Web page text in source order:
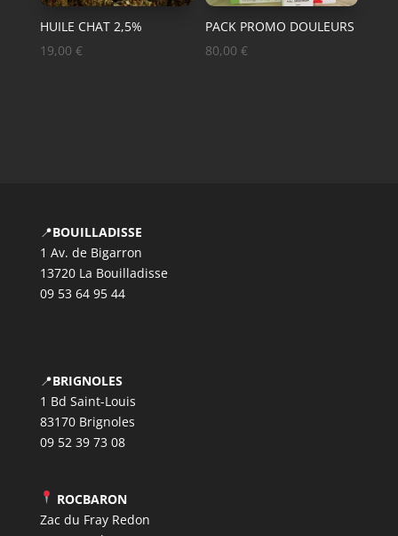
HUILE CHAT 2,5%
19,00 €
PACK PROMO DOULEURS
80,00€
📍BOUILLADISSE
1 Av. de Bigarron
13720 La Bouilladisse
09 53 64 95 44
📍BRIGNOLES
1 Bd Saint-Louis
83170 Brignoles
09 52 39 73 08
ROCBARON
Zac du Fray Redon